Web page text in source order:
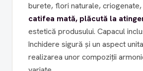
burete, flori naturale,
catifea mată, plăcută la
estetică produsului. Capacul inclus se potrivește perfect pe fiecare cutie, asigurând o
închidere sigură și un aspect
realizarea unor compoziții